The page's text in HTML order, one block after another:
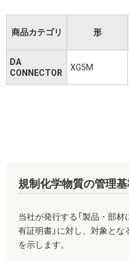
商品カテゴリ 形
DA
CONNECTOR
XG5M
規制化学物質の管理
当社が発行する「製品・部
有証明書」に対し、対象とな
を示します。